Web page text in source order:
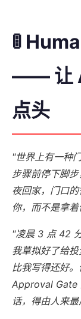
🚦
—— 让
点头
"世界上有一种
步骤前停下脚
夜回家，门口
你，而不是拿
"凌晨 3 点 42
我草拟好了给
比我写得还好
Approval Gate
话，得由人来